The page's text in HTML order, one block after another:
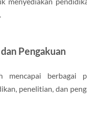
Pengakuan
mencapai berbagai
penelitian, dan